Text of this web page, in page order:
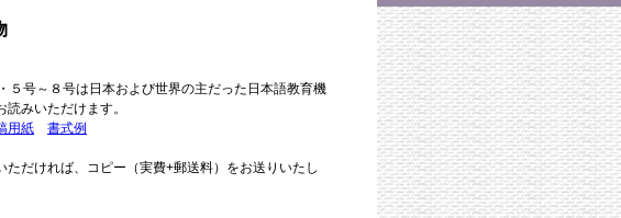
５号～８号は日本および世界の主だった日本語教育機
みいただけます。
用紙
書式例
だければ、コピー（実費+郵送料）をお送りいたし